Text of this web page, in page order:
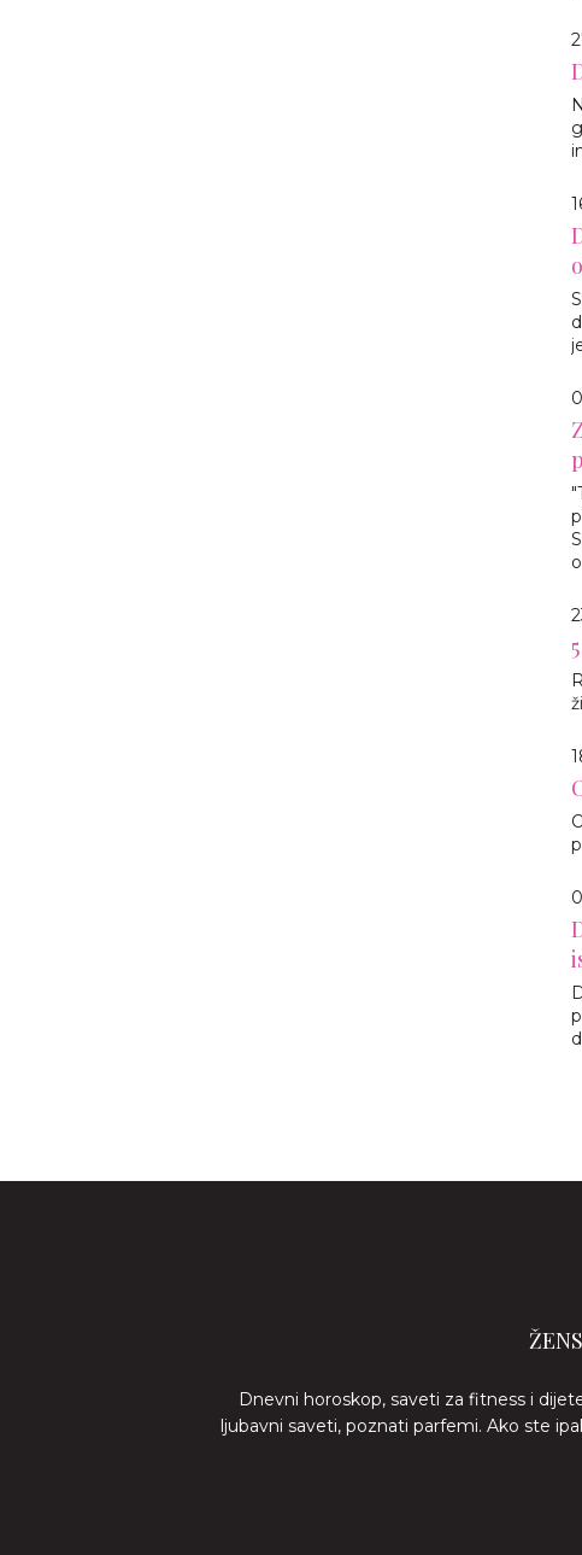
Dnevni horoskop, saveti za fitness i
ljubavni saveti, poznati parfemi. Ako ste